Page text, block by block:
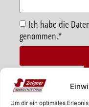
Um dir ein optimales
Ich habe die
genommen.*